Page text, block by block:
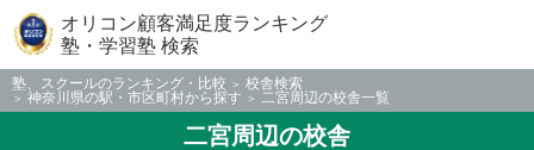
オリコン顧客満足度ランキング
塾・学習塾 検索
塾、スクールのランキング・比較
校舎検索
神奈川県の駅・市区町村から探す
二宮周辺の校舎一覧
二宮周辺の校舎